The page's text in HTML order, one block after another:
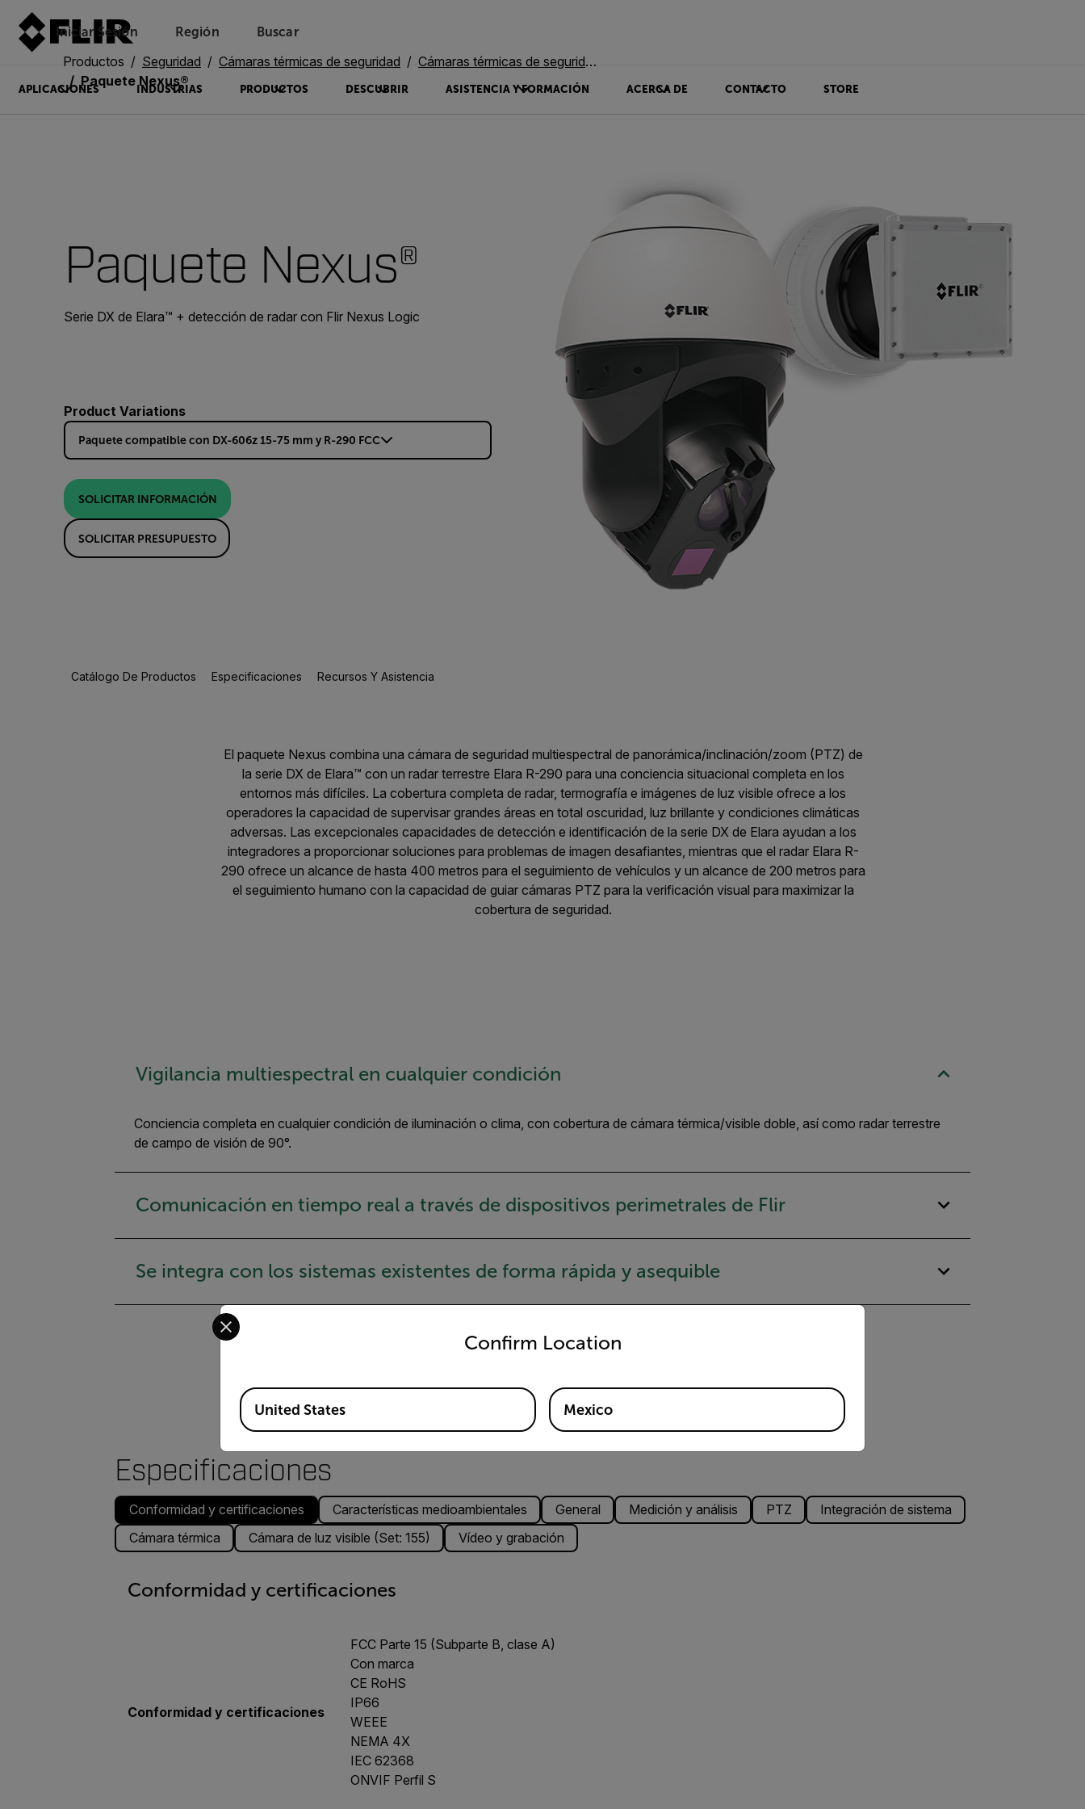
Iniciar Sesión Región Buscar
APLICACIONES INDUSTRIAS PRODUCTOS DESCUBRIR ASISTENCIA Y FORMACIÓN ACERCA DE CONTACTO STORE
Productos Seguridad Cámaras térmicas de seguridad
Cámaras térmicas de seguridad con posicionamiento horizontal e vertical
Paquete Nexus®
Paquete Nexus®
Serie DX de Elara™ + detección de radar con Flir Nexus Logic
Product Variations
Paquete compatible con DX-606z 15-75 mm y R-290 FCC
SOLICITAR INFORMACIÓN
SOLICITAR PRESUPUESTO
Catálogo De Productos Especificaciones Recursos Y Asistencia
El paquete Nexus combina una cámara de seguridad multiespectral de panorámica/inclinación/zoom (PTZ) de
la serie DX de Elara™ con un radar terrestre Elara R-290 para una conciencia situacional completa en los
entornos más difíciles. La cobertura completa de radar, termografía e imágenes de luz visible ofrece a los
operadores la capacidad de supervisar grandes áreas en total oscuridad, luz brillante y condiciones climáticas
adversas. Las excepcionales capacidades de detección e identificación de la serie DX de Elara ayudan a los
integradores a proporcionar soluciones para problemas de imagen desafiantes, mientras que el radar Elara R-
290 ofrece un alcance de hasta 400 metros para el seguimiento de vehículos y un alcance de 200 metros para
el seguimiento humano con la capacidad de guiar cámaras PTZ para la verificación visual para maximizar la
cobertura de seguridad.
Vigilancia multiespectral en cualquier condición
Conciencia completa en cualquier condición de iluminación o clima, con cobertura de cámara térmica/visible doble, así como radar terrestre
de campo de visión de 90°.
Comunicación en tiempo real a través de dispositivos perimetrales de Flir
Se integra con los sistemas existentes de forma rápida y asequible
Especificaciones
Conformidad y certificaciones Características medioambientales General Medición y análisis PTZ
Integración de sistema
Cámara térmica
Cámara de luz visible (Set: 155) Vídeo y grabación
Conformidad y certificaciones
Conformidad y certificaciones
FCC Parte 15 (Subparte B, clase A)
Con marca
CE RoHS
IP66
WEEE
NEMA 4X
IEC 62368
ONVIF Perfil S
Confirm Location
Select your preferred country and language from the options below to access the appropriate version of our website.
Available Locations
United States Mexico